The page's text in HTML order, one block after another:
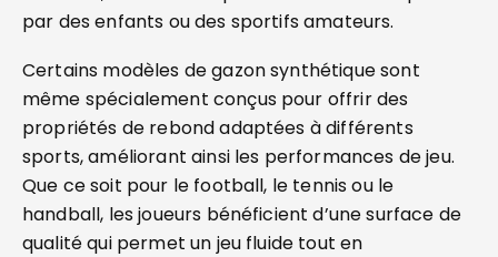
par des enfants ou des sportifs amateurs.
Certains modèles de gazon synthétique sont
même spécialement conçus pour offrir des
propriétés de rebond adaptées à différents
sports, améliorant ainsi les performances de jeu.
Que ce soit pour le football, le tennis ou le
handball, les joueurs bénéficient d’une surface de
qualité qui permet un jeu fluide tout en